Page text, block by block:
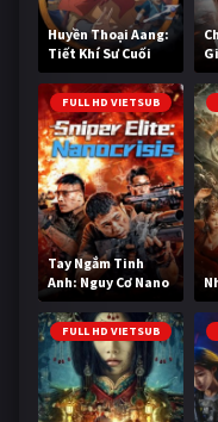
Huyền Thoại Aang:
Tiết Khí Sư Cuối
Cùng
FULL HD VIETSUB
Tay Ngắm Tinh
Anh: Nguy Cơ Nano
FULL HD VIETSUB